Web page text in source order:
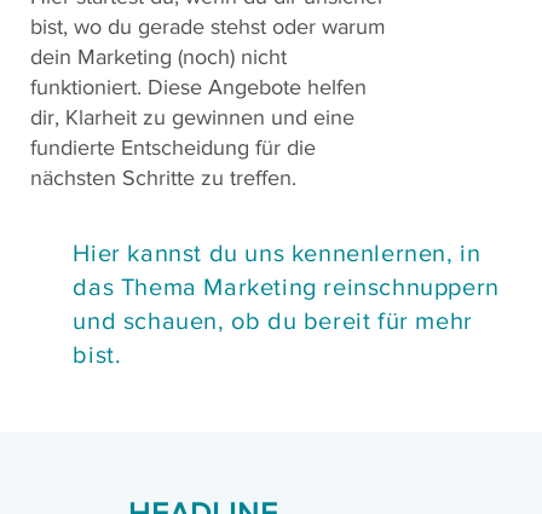
bist, wo du gerade stehst oder warum
dein Marketing (noch) nicht
funktioniert. Diese Angebote helfen
dir, Klarheit zu gewinnen und eine
fundierte Entscheidung für die
nächsten Schritte zu treffen.
Hier kannst du uns kennenlernen, in
das Thema Marketing reinschnuppern
und schauen, ob du bereit für mehr
bist.